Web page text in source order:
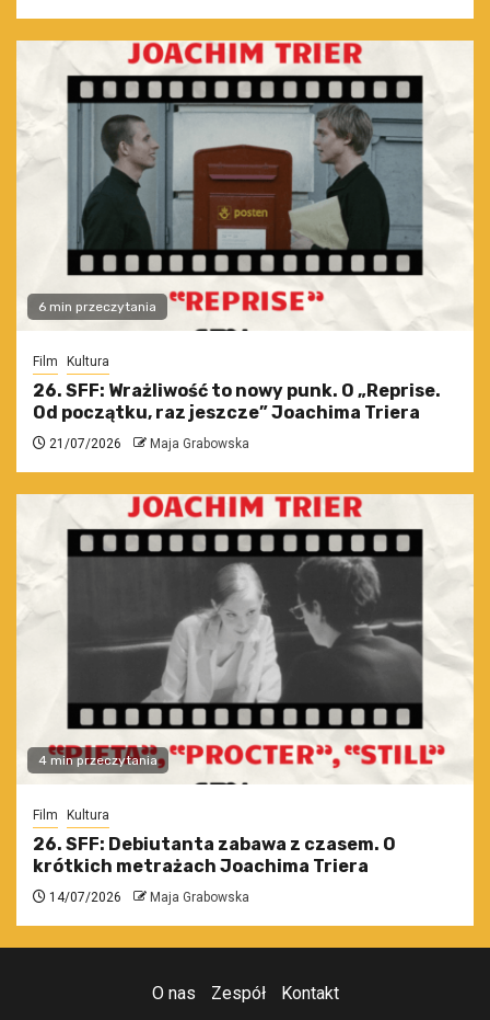
6 min przeczytania
Film Kultura
26. SFF: Wrażliwość to nowy punk. O „Reprise.
Od początku, raz jeszcze” Joachima Triera
21/07/2026 Maja Grabowska
4 min przeczytania
Film Kultura
26. SFF: Debiutanta zabawa z czasem. O
krótkich metrażach Joachima Triera
14/07/2026 Maja Grabowska
O nas Zespół Kontakt